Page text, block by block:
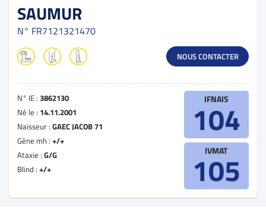
SAUMUR
N° FR7121321470
NOUS CONTACTER
N° IE : 3862130
Né le : 14.11.2001
Naisseur : GAEC JACOB 71
Gène mh : +/+
Ataxie : G/G
Blind : +/+
IFNAIS
104
IVMAT
105